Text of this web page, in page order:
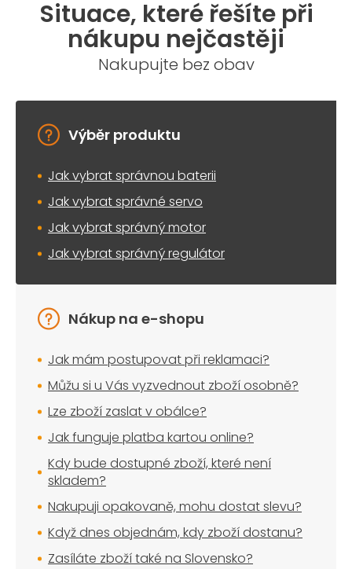
Situace, které řešíte při
nákupu nejčastěji
Nakupujte bez obav
Výběr produktu
Jak vybrat správnou baterii
Jak vybrat správné servo
Jak vybrat správný motor
Jak vybrat správný regulátor
Nákup na e-shopu
Jak mám postupovat při reklamaci?
Můžu si u Vás vyzvednout zboží osobně?
Lze zboží zaslat v obálce?
Jak funguje platba kartou online?
Kdy bude dostupné zboží, které není
skladem?
Nakupuji opakovaně, mohu dostat slevu?
Když dnes objednám, kdy zboží dostanu?
Zasíláte zboží také na Slovensko?